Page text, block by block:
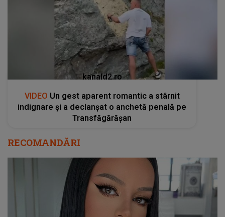
kanald2.ro
VIDEO Un gest aparent romantic a stârnit
indignare și a declanșat o anchetă penală pe
Transfăgărășan
RECOMANDĂRI